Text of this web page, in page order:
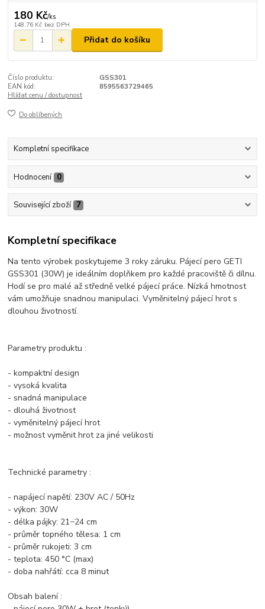
180 Kč/ks
148,76 Kč bez DPH
Přidat do košíku
Číslo produktu:
GSS301
EAN kód:
8595563729465
Hlídat cenu / dostupnost
Do oblíbených
Kompletní specifikace
Hodnocení 0
Související zboží 7
Kompletní specifikace
Na tento výrobek poskytujeme 3 roky záruku. Pájecí pero GETI
GSS301 (30W) je ideálním doplňkem pro každé pracoviště či dílnu.
Hodí se pro malé až středně velké pájecí práce. Nízká hmotnost
vám umožňuje snadnou manipulaci. Vyměnitelný pájecí hrot s
dlouhou životností.
Parametry produktu :
- kompaktní design
- vysoká kvalita
- snadná manipulace
- dlouhá životnost
- vyměnitelný pájecí hrot
- možnost vyměnit hrot za jiné velikosti
Technické parametry :
- napájecí napětí: 230V AC / 50Hz
- výkon: 30W
- délka pájky: 21−24 cm
- průměr topného tělesa: 1 cm
- průměr rukojeti: 3 cm
- teplota: 450 °C (max)
- doba nahřátí: cca 8 minut
Obsah balení :